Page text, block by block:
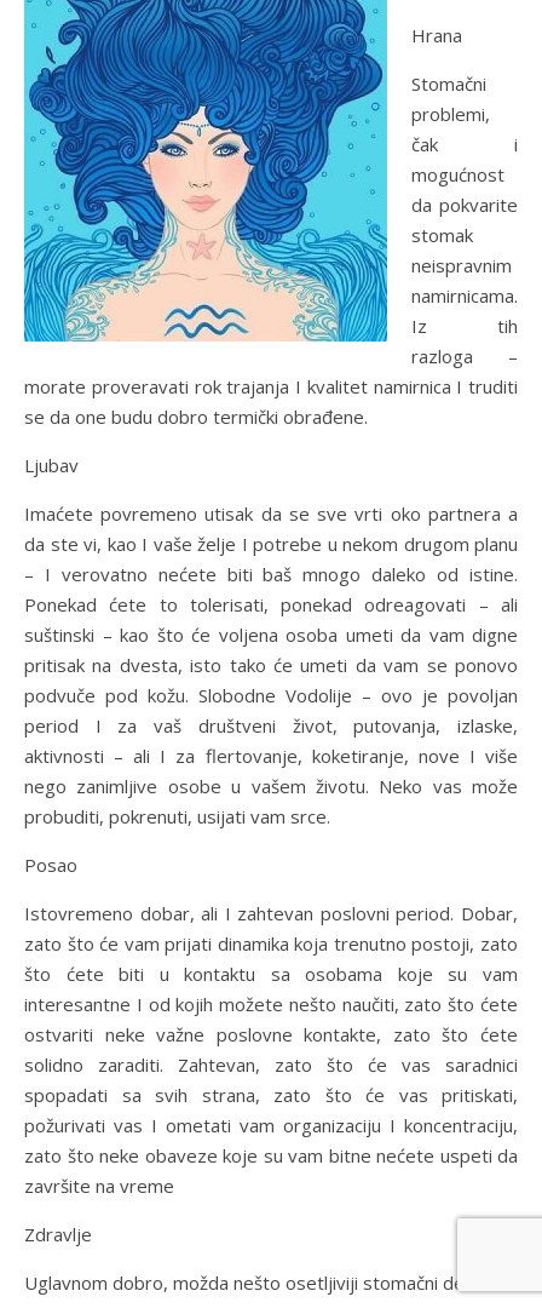
Hrana
Stomačni
problemi,
čak i
mogućnost
da pokvarite
stomak
neispravnim
namirnicama.
Iz tih
razloga –
morate proveravati rok trajanja I kvalitet namirnica I truditi
se da one budu dobro termički obrađene.
Ljubav
Imaćete povremeno utisak da se sve vrti oko partnera a
da ste vi, kao I vaše želje I potrebe u nekom drugom planu
– I verovatno nećete biti baš mnogo daleko od istine.
Ponekad ćete to tolerisati, ponekad odreagovati – ali
suštinski – kao što će voljena osoba umeti da vam digne
pritisak na dvesta, isto tako će umeti da vam se ponovo
podvuče pod kožu. Slobodne Vodolije – ovo je povoljan
period I za vaš društveni život, putovanja, izlaske,
aktivnosti – ali I za flertovanje, koketiranje, nove I više
nego zanimljive osobe u vašem životu. Neko vas može
probuditi, pokrenuti, usijati vam srce.
Posao
Istovremeno dobar, ali I zahtevan poslovni period. Dobar,
zato što će vam prijati dinamika koja trenutno postoji, zato
što ćete biti u kontaktu sa osobama koje su vam
interesantne I od kojih možete nešto naučiti, zato što ćete
ostvariti neke važne poslovne kontakte, zato što ćete
solidno zaraditi. Zahtevan, zato što će vas saradnici
spopadati sa svih strana, zato što će vas pritiskati,
požurivati vas I ometati vam organizaciju I koncentraciju,
zato što neke obaveze koje su vam bitne nećete uspeti da
završite na vreme
Zdravlje
Uglavnom dobro, možda nešto osetljiviji stomačni deo.